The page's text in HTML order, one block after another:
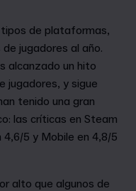
de plataformas,
jugadores al año.
alcanzado un hito
jugadores, y sigue
tenido una gran
las críticas en Steam
5 y Mobile en 4,8/5
alto que algunos de